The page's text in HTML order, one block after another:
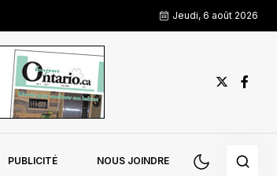
Jeudi, 6 août 2026
PUBLICITÉ NOUS JOINDRE